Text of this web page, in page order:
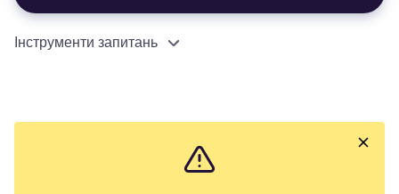
Інструменти запитань